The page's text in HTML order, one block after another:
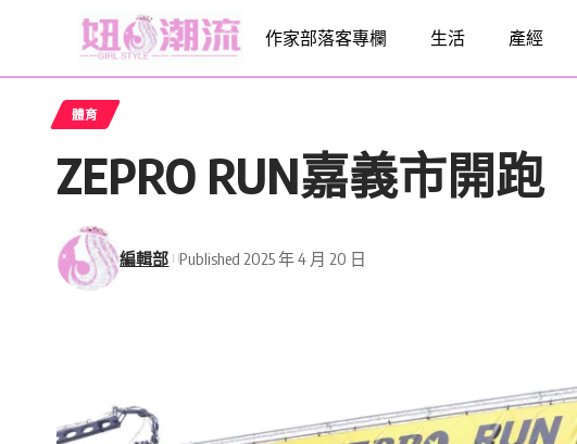
作家部落客專欄 生活 產經
體育
ZEPRO RUN嘉義市開
編輯部 Published 2025 年 4 月 20 日